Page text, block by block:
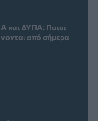
και ΔΥΠΑ: Ποιοι
από σήμερα